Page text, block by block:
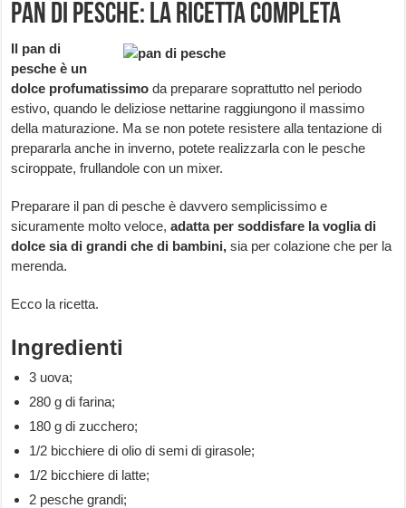
Pan di pesche: la ricetta completa
Il pan di
pesche è un
dolce profumatissimo da preparare soprattutto nel periodo
estivo, quando le deliziose nettarine raggiungono il massimo
della maturazione. Ma se non potete resistere alla tentazione di
prepararla anche in inverno, potete realizzarla con le pesche
sciroppate, frullandole con un mixer.
Preparare il pan di pesche è davvero semplicissimo e
sicuramente molto veloce,adatta per soddisfare la voglia di
dolce sia di grandi che di bambini, sia per colazione che per la
merenda.
Ecco la ricetta.
Ingredienti
3 uova;
280 g di farina;
180 g di zucchero;
1/2 bicchiere di olio di semi di girasole;
1/2 bicchiere di latte;
2 pesche grandi;